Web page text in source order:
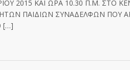
2015 ΚΑΙ ΩΡΑ 10.30 Π.Μ. ΣΤΟ
ΠΑΙΔΙΩΝ ΣΥΝΑΔΕΛΦΩΝ ΠΟΥ
[…]